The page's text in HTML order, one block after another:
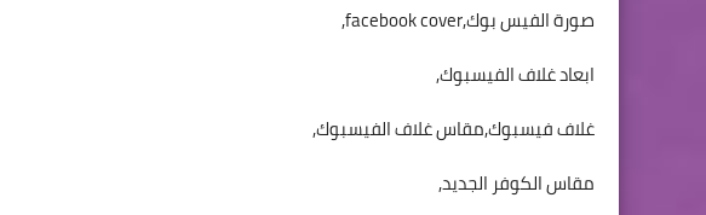
صورة الفيس بوك,facebook cover,
ابعاد غلاف الفيسبوك,
غلاف فيسبوك,مقاس غلاف الفيسبوك,
مقاس الكوفر الجديد,